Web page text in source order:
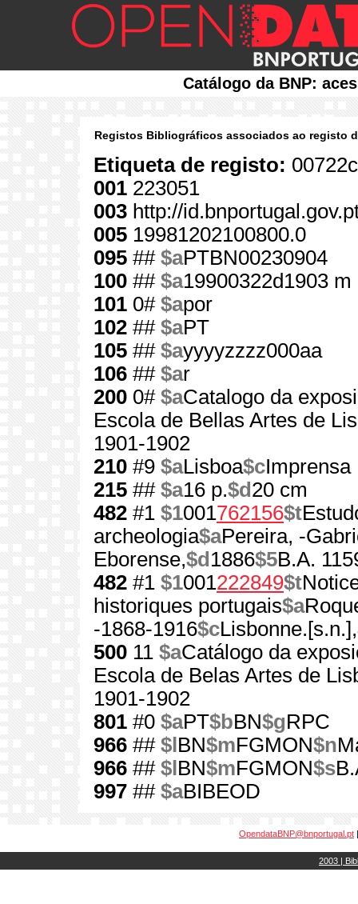
Catálogo da BNP:
Registos Bibliográficos associados ao registo
Etiqueta de registo:
001 223051
003 http://
005 19981202100800.0
095 ## $aPTBN00230904
100 ## $a19900322d1903
101 0# $apor
102 ## $aPT
105 ## $ayyyyzzzz000aa
106 ## $ar
200 0# $aCatalogo da
Escola de Bellas Artes de
1901-1902
210 #9 $aLisboa$cImprensa
215 ## $a16 p.$d 20 cm
482 #1 $1001762156$t
archeologia$aPereira, -
Eborense,$d 1886$5B.A.
482 #1 $1001222849$t
historiques portugais$a
-1868-1916$cLisbonne.[s.n.],
500 11 $aCatálogo da
Escola de Belas Artes de
1901-1902
801 #0 $aPT$bBN$gRPC
966 ## $l BN$mFGMON$n
966 ## $l BN$mFGMON$s
997 ## $aBIBEOD
OpendataBNP@bnportugal.pt
2003 |